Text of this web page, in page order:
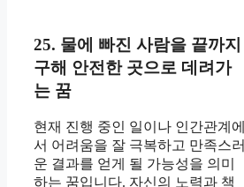
25. 물에 빠진 사람을 끝까지
구해 안전한 곳으로 데려가
는 꿈
현재 진행 중인 일이나 인간관계에
서 어려움을 잘 극복하고 만족스러
운 결과를 얻게 될 가능성을 의미
하는 꿈입니다. 자신의 노력과 책